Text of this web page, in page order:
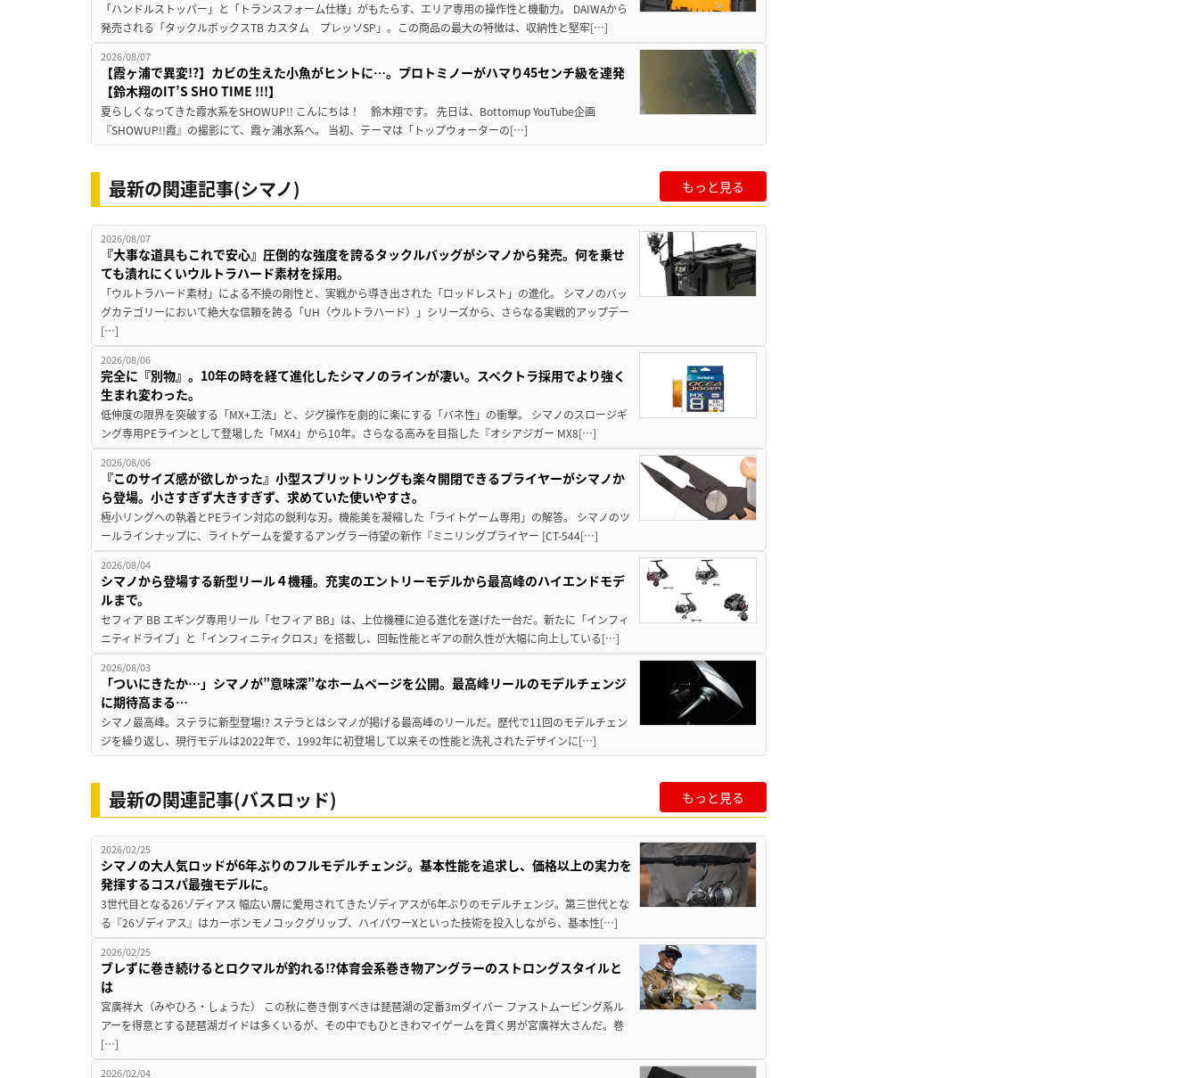
「ハンドルストッパー」と「トランスフォーム仕様」がもたらす、エリア専用の操作性と機動力。 DAIWAから
発売される「タックルボックスTB カスタム プレッソSP」。この商品の最大の特徴は、収納性と堅牢[…]
2026/08/07
【霞ヶ浦で異変!?】カビの生えた小魚がヒントに…。プロトミノーがハマり45センチ級を連発
【鈴木翔のIT’S SHO TIME !!!】
夏らしくなってきた霞水系をSHOWUP!! こんにちは！ 鈴木翔です。 先日は、Bottomup YouTube企画
『SHOWUP!!霞』の撮影にて、霞ヶ浦水系へ。 当初、テーマは「トップウォーターの[…]
最新の関連記事(シマノ) もっと見る
2026/08/07
『大事な道具もこれで安心』圧倒的な強度を誇るタックルバッグがシマノから発売。何を乗せ
ても潰れにくいウルトラハード素材を採用。
「ウルトラハード素材」による不撓の剛性と、実戦から導き出された「ロッドレスト」の進化。 シマノのバッ
グカテゴリーにおいて絶大な信頼を誇る「UH（ウルトラハード）」シリーズから、さらなる実戦的アップデー
[…]
2026/08/06
完全に『別物』。10年の時を経て進化したシマノのラインが凄い。スペクトラ採用でより強く
生まれ変わった。
低伸度の限界を突破する「MX+工法」と、ジグ操作を劇的に楽にする「バネ性」の衝撃。 シマノのスロージギ
ング専用PEラインとして登場した「MX4」から10年。さらなる高みを目指した『オシアジガー MX8[…]
2026/08/06
『このサイズ感が欲しかった』小型スプリットリングも楽々開閉できるプライヤーがシマノか
ら登場。小さすぎず大きすぎず、求めていた使いやすさ。
極小リングへの執着とPEライン対応の鋭利な刃。機能美を凝縮した「ライトゲーム専用」の解答。 シマノのツ
ールラインナップに、ライトゲームを愛するアングラー待望の新作『ミニリングプライヤー [CT-544[…]
2026/08/04
シマノから登場する新型リール４機種。充実のエントリーモデルから最高峰のハイエンドモデ
ルまで。
セフィア BB エギング専用リール「セフィア BB」は、上位機種に迫る進化を遂げた一台だ。新たに「インフィ
ニティドライブ」と「インフィニティクロス」を搭載し、回転性能とギアの耐久性が大幅に向上している[…]
2026/08/03
「ついにきたか…」シマノが”意味深”なホームページを公開。最高峰リールのモデルチェンジ
に期待高まる…
シマノ最高峰。ステラに新型登場!? ステラとはシマノが掲げる最高峰のリールだ。歴代で11回のモデルチェン
ジを繰り返し、現行モデルは2022年で、1992年に初登場して以来その性能と洗礼されたデザインに[…]
最新の関連記事(バスロッド) もっと見る
2026/02/25
シマノの大人気ロッドが6年ぶりのフルモデルチェンジ。基本性能を追求し、価格以上の実力を
発揮するコスパ最強モデルに。
3世代目となる26ゾディアス 幅広い層に愛用されてきたゾディアスが6年ぶりのモデルチェンジ。第三世代とな
る『26ゾディアス』はカーボンモノコックグリップ、ハイパワーXといった技術を投入しながら、基本性[…]
2026/02/25
ブレずに巻き続けるとロクマルが釣れる⁉体育会系巻き物アングラーのストロングスタイルと
は
宮廣祥大（みやひろ・しょうた） この秋に巻き倒すべきは琵琶湖の定番3mダイバー ファストムービング系ル
アーを得意とする琵琶湖ガイドは多くいるが、その中でもひときわマイゲームを貫く男が宮廣祥大さんだ。巻
[…]
2026/02/04